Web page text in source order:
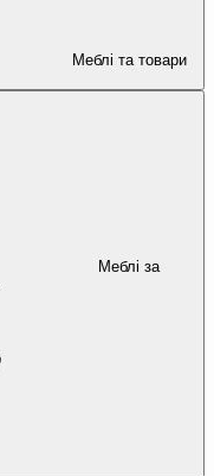
Меблі та товари
Меблі за